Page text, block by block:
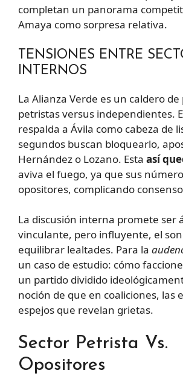
completan un panorama
Amaya como sorpresa relativa.
TENSIONES ENTRE
INTERNOS
La Alianza Verde es un caldero de
petristas versus independientes.
respalda a Ávila como cabeza de
segundos buscan bloquearlo,
Hernández o Lozano. Esta así
aviva el fuego, ya que sus
opositores, complicando
La discusión interna promete ser
vinculante, pero influyente, el
equilibrar lealtades. Para la
un caso de estudio: cómo
un partido dividido
noción de que en coaliciones, las
espejos que revelan grietas.
Sector Petrista Vs.
Opositores